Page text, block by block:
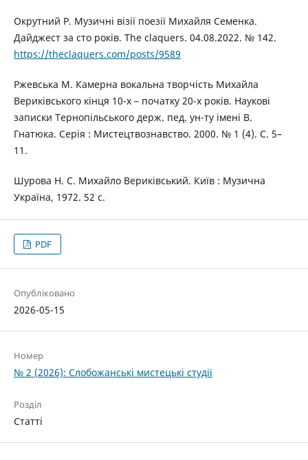
Окрутний Р. Музичні візії поезії Михайля Семенка.
Дайджест за сто років. The claquers. 04.08.2022. № 142.
https://theclaquers.com/posts/9589
Ржевська М. Камерна вокальна творчість Михайла
Вериківського кінця 10-х – початку 20-х років. Наукові
записки Тернопільського держ. пед. ун-ту імені В.
Гнатюка. Серія : Мистецтвознавство. 2000. № 1 (4). С. 5–
11.
Шурова Н. С. Михайло Вериківський. Київ : Музична
Україна, 1972. 52 с.
PDF
Опубліковано
2026-05-15
Номер
№ 2 (2026): Слобожанські мистецькі студії
Розділ
Статті